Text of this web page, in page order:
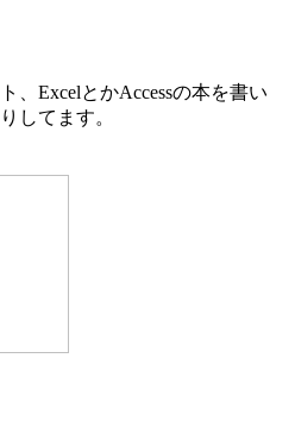
、ExcelとかAccessの本を書い
してます。